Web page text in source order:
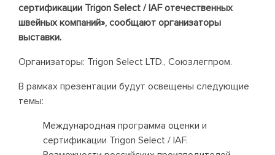
сертификации Trigon Select / IAF отечественных
швейных компаний», сообщают организаторы
выставки.
Организаторы: Trigon Select LTD., Союзлегпром.
В рамках презентации будут освещены следующие
темы:
Международная программа оценки и
сертификации Trigon Select / IAF.